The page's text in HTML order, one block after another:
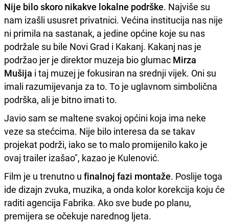
Nije bilo skoro nikakve lokalne podrške. Najviše su
nam izašli ususret privatnici. Većina institucija nas nije
ni primila na sastanak, a jedine općine koje su nas
podržale su bile Novi Grad i Kakanj. Kakanj nas je
podržao jer je direktor muzeja bio glumac Mirza
Mušija i taj muzej je fokusiran na srednji vijek. Oni su
imali razumijevanja za to. To je uglavnom simbolična
podrška, ali je bitno imati to.
Javio sam se maltene svakoj općini koja ima neke
veze sa stećcima. Nije bilo interesa da se takav
projekat podrži, iako se to malo promijenilo kako je
ovaj trailer izašao", kazao je Kulenović.
Film je u trenutno u finalnoj fazi montaže. Poslije toga
ide dizajn zvuka, muzika, a onda kolor korekcija koju će
raditi agencija Fabrika. Ako sve bude po planu,
premijera se očekuje narednog ljeta.